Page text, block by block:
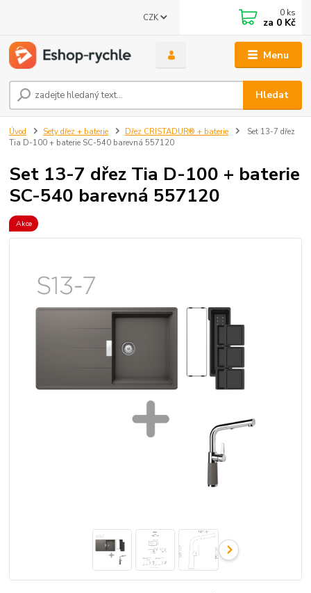
Menu
CZK
Hledat
0 ks
za 0 Kč
Úvod Sety dřez + baterie Dřez CRISTADUR® + baterie
Set 13-7 dřez
Tia D-100 + baterie SC-540 barevná 557120
Set 13-7 dřez Tia D-100 + baterie
SC-540 barevná 557120
Akce